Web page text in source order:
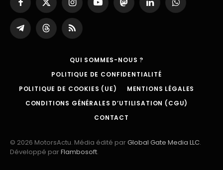
Facebook
X
(Twitter)
InstagramYouTubeMastodonLinkedInWhatsApp
Partager
sur
ThreadsRSS
QUI SOMMES-NOUS ?
POLITIQUE DE CONFIDENTIALITÉ
POLITIQUE DE COOKIES (UE)
MENTIONS LÉGALES
CONDITIONS GÉNÉRALES D’UTILISATION (CGU)
CONTACT
© 2026 MotorsActu. Média édité parGlobal Gate Media LLC.
Développé parFlambosoft.